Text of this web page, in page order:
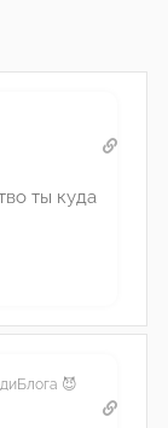
ты куда
😈